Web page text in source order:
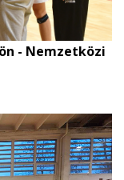
- Nemzetközi